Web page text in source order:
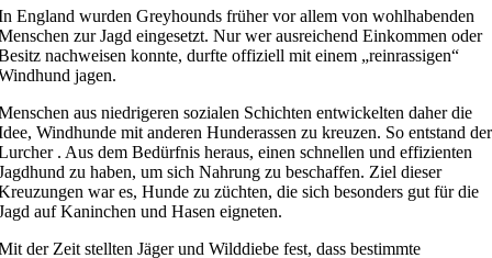
England wurden Greyhounds früher vor allem von wohlhabenden
zur Jagd eingesetzt. Nur wer ausreichend Einkommen oder
nachweisen konnte, durfte offiziell mit einem „reinrassigen“
jagen.
aus niedrigeren sozialen Schichten entwickelten daher die
Windhunde mit anderen Hunderassen zu kreuzen. So entstand der
. Aus dem Bedürfnis heraus, einen schnellen und effizienten
zu haben, um sich Nahrung zu beschaffen. Ziel dieser
war es, Hunde zu züchten, die sich besonders gut für die
auf Kaninchen und Hasen eigneten.
der Zeit stellten Jäger und Wilddiebe fest, dass bestimmte